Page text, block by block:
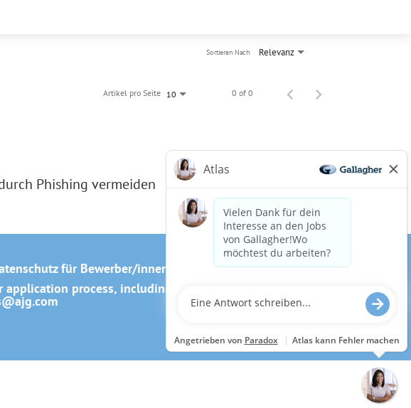
Relevanz
Sortieren Nach
Artikel pro Seite 10 0 of 0
Phishing vermeiden
für Bewerber/innen
Cookie-Richtlinie
process, including the use of this